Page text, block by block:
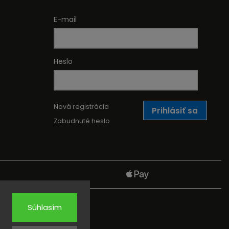
Súhlasím
E-mail
Heslo
Prihlásiť sa
Nová registrácia
Zabudnuté heslo